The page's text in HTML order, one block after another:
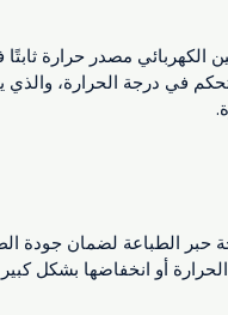
مصدر حرارة
في درجة الحرارة،
الطباعة لضمان جودة
أو انخفاضها بشكل